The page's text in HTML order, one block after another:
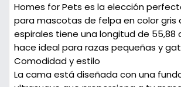
Homes for Pets es la elección
para mascotas de felpa en color gris
espirales tiene una longitud de 55,88
hace ideal para razas pequeñas y
Comodidad y estilo
La cama está diseñada con una